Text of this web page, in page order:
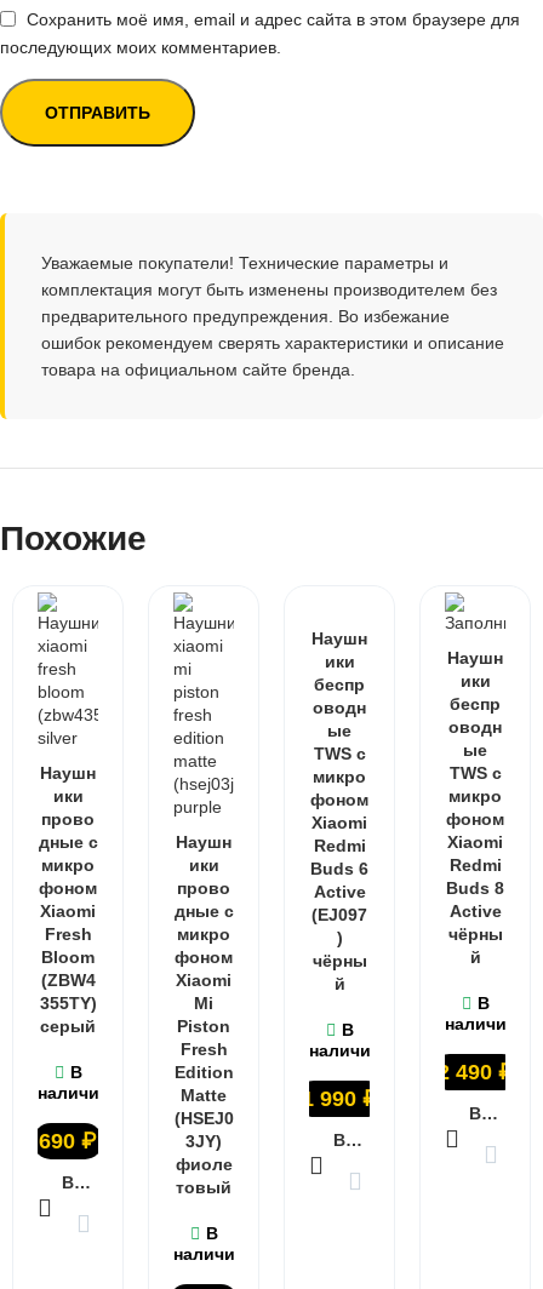
Сохранить моё имя, email и адрес сайта в этом браузере для
последующих моих комментариев.
Уважаемые покупатели! Технические параметры и
комплектация могут быть изменены производителем без
предварительного предупреждения. Во избежание
ошибок рекомендуем сверять характеристики и описание
товара на официальном сайте бренда.
Похожие
Наушн
ики
прово
дные с
микро
фоном
Xiaomi
Fresh
Bloom
(ZBW4
355TY)
серый
В
наличии
690 ₽
В КОРЗИНУ
Наушн
ики
прово
дные с
микро
фоном
Xiaomi
Mi
Piston
Fresh
Edition
Matte
(HSEJ0
3JY)
фиоле
товый
В
наличии
Наушн
ики
беспр
оводн
ые
TWS с
микро
фоном
Xiaomi
Redmi
Buds 6
Active
(EJ097
)
чёрны
й
В
наличии
1 990 ₽
В КОРЗИНУ
Наушн
ики
беспр
оводн
ые
TWS с
микро
фоном
Xiaomi
Redmi
Buds 8
Active
чёрны
й
В
наличии
2 490 ₽
В КОРЗИНУ